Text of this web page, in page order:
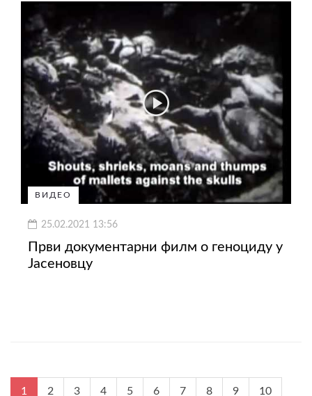
ВИДЕО
25.02.2021 13:56
Први документарни филм о геноциду у
Јасеновцу
1 2 3 4 5 6 7 8 9 10